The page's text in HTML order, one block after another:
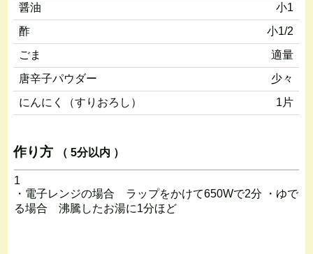
醤油
小1
酢
小1/2
ごま
適量
唐辛子パウダー
少々
にんにく（すりおろし）
1片
作り方 （ 5分以内 ）
1
・電子レンジの場合 ラップをかけて650Wで2分 ・ゆで
る場合 沸騰したお湯に1分ほど